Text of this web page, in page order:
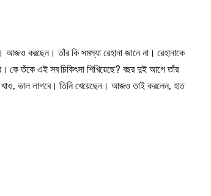
আজও করছেন। তাঁর কি সমস্যা রেহানা জানে না। রেহানাকে
কে তঁকে এই সব চিকিৎসা শিখিয়েছে? বছর দুই আগে তাঁর
খাও, ভাল লাগবে। তিনি খেয়েছেন। আজও তাই করলেন, হাত